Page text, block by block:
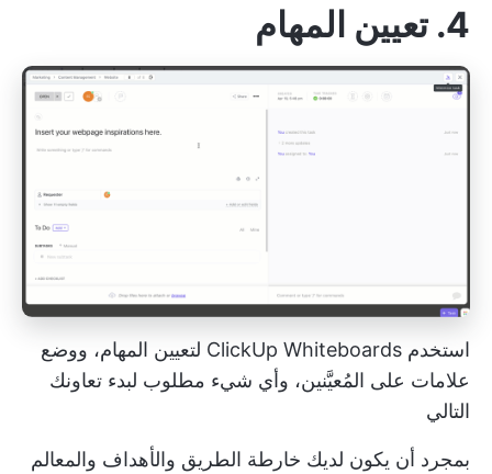
4. تعيين المهام
استخدم ClickUp Whiteboards لتعيين المهام، ووضع
علامات على المُعيَّنين، وأي شيء مطلوب لبدء تعاونك
التالي
بمجرد أن يكون لديك خارطة الطريق والأهداف والمعالم